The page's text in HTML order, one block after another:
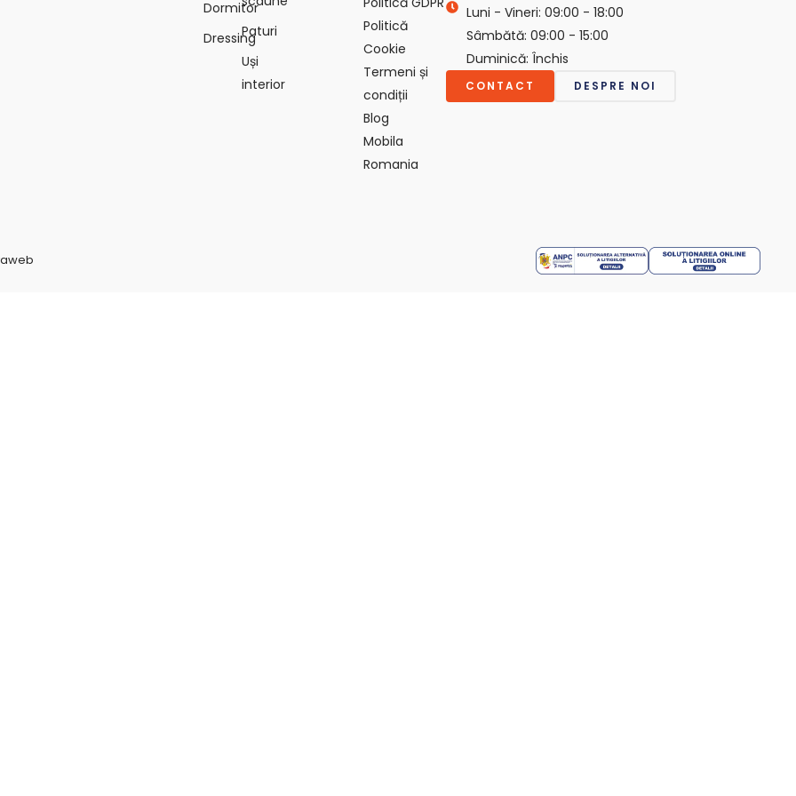
Dormitor
DressingPaturi
Uși
interior
Politică
Cookie
Termeni și
condiții
Blog
Mobila
Romania
Luni - Vineri: 09:00 - 18:00
Sâmbătă: 09:00 - 15:00
Duminică: Închis
CONTACT DESPRE NOI